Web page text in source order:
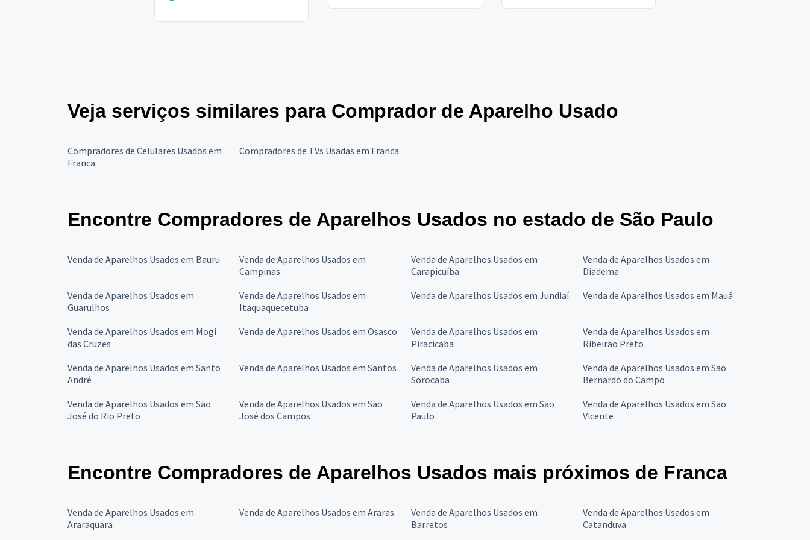
Veja serviços similares para Comprador de Aparelho Usado
Compradores de Celulares Usados em
Franca
Compradores de TVs Usadas em Franca
Encontre Compradores de Aparelhos Usados no estado de São Paulo
Venda de Aparelhos Usados em Bauru
Venda de Aparelhos Usados em
Campinas
Venda de Aparelhos Usados em
Carapicuíba
Venda de Aparelhos Usados em
Diadema
Venda de Aparelhos Usados em
Guarulhos
Venda de Aparelhos Usados em
Itaquaquecetuba
Venda de Aparelhos Usados em Jundiaí Venda de Aparelhos Usados em Mauá
Venda de Aparelhos Usados em Mogi
das Cruzes
Venda de Aparelhos Usados em Osasco
Venda de Aparelhos Usados em
Piracicaba
Venda de Aparelhos Usados em
Ribeirão Preto
Venda de Aparelhos Usados em Santo
André
Venda de Aparelhos Usados em Santos
Venda de Aparelhos Usados em
Sorocaba
Venda de Aparelhos Usados em São
Bernardo do Campo
Venda de Aparelhos Usados em São
José do Rio Preto
Venda de Aparelhos Usados em São
José dos Campos
Venda de Aparelhos Usados em São
Paulo
Venda de Aparelhos Usados em São
Vicente
Encontre Compradores de Aparelhos Usados mais próximos de Franca
Venda de Aparelhos Usados em
Araraquara
Venda de Aparelhos Usados em Araras
Venda de Aparelhos Usados em
Barretos
Venda de Aparelhos Usados em
Catanduva